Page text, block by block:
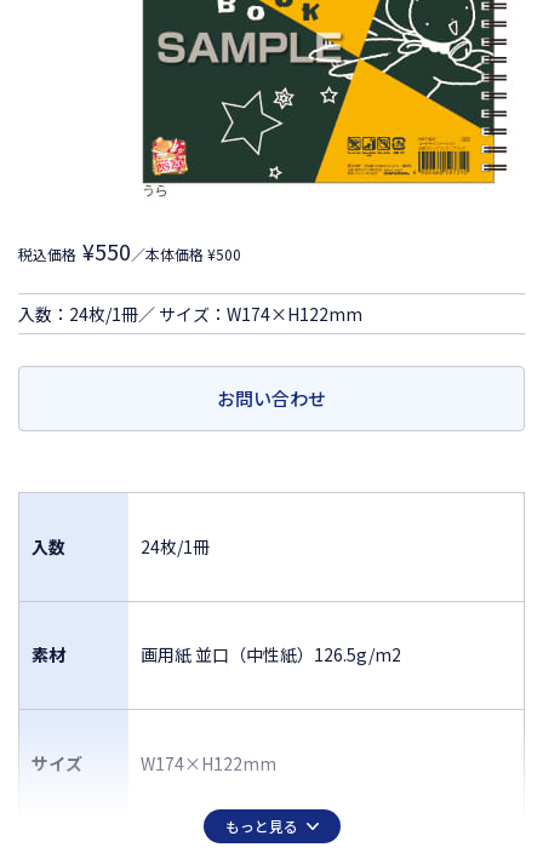
税込価格 ¥550／本体価格 ¥500
入数：24枚/1冊／ サイズ：W174×H122mm
お問い合わせ
入数 24枚/1冊
素材 画用紙 並口（中性紙）126.5g/m2
サイズ W174×H122mm
もっと見る